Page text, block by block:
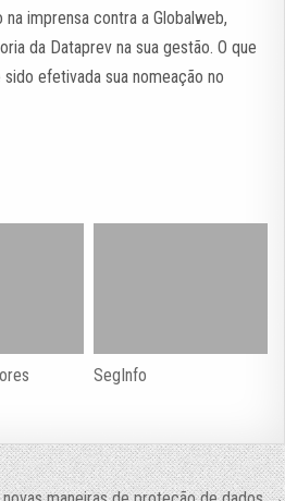
imprensa contra a Globalweb,
da Dataprev na sua gestão. O que
efetivada sua nomeação no
SegInfo